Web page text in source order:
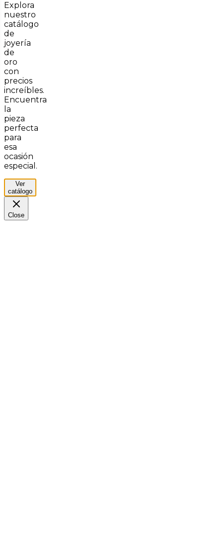
Explora
nuestro
catálogo
de
joyería
de
oro
con
precios
increíbles.
Encuentra
la
pieza
perfecta
para
esa
ocasión
especial.
Ver
catálogo
Close